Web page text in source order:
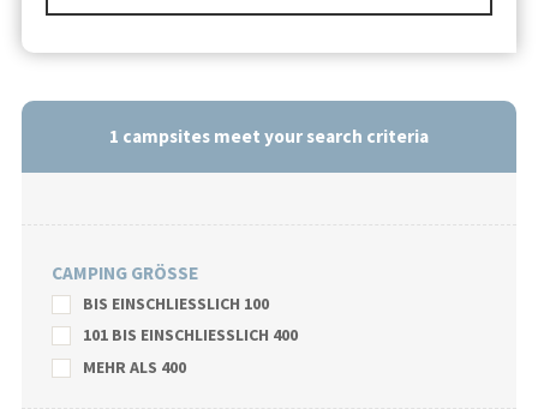
1 campsites meet your search criteria
CAMPING GRÖSSE
BIS EINSCHLIESSLICH 100
101 BIS EINSCHLIESSLICH 400
MEHR ALS 400